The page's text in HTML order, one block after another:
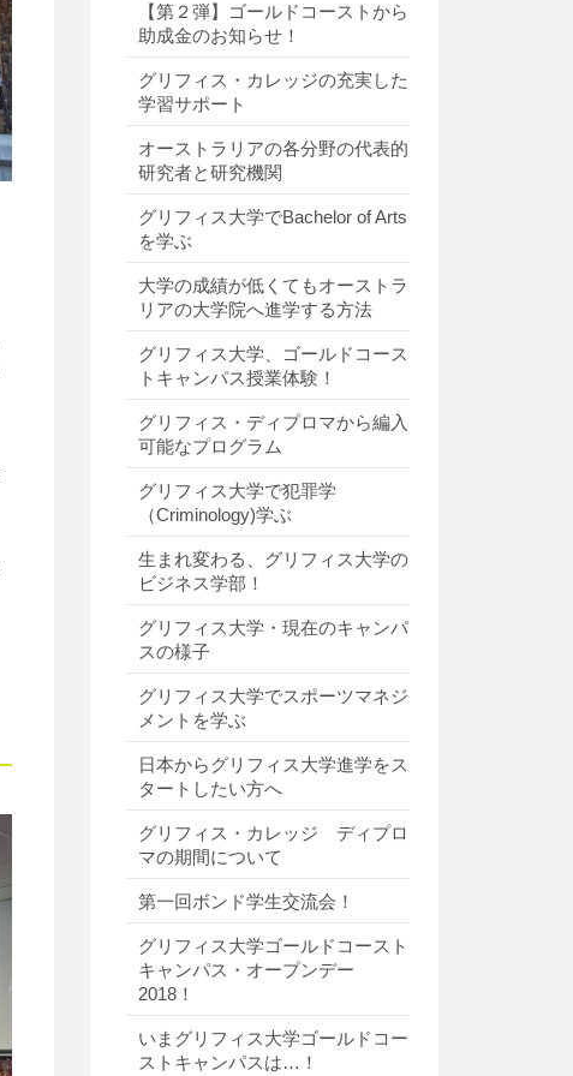
【第２弾】ゴールドコーストから
助成金のお知らせ！
グリフィス・カレッジの充実した
学習サポート
オーストラリアの各分野の代表的
研究者と研究機関
グリフィス大学でBachelor of Arts
を学ぶ
大学の成績が低くてもオーストラ
リアの大学院へ進学する方法
グリフィス大学、ゴールドコース
トキャンパス授業体験！
グリフィス・ディプロマから編入
可能なプログラム
グリフィス大学で犯罪学
（Criminology)学ぶ
生まれ変わる、グリフィス大学の
ビジネス学部！
グリフィス大学・現在のキャンパ
スの様子
グリフィス大学でスポーツマネジ
メントを学ぶ
日本からグリフィス大学進学をス
タートしたい方へ
グリフィス・カレッジ ディプロ
マの期間について
第一回ボンド学生交流会！
グリフィス大学ゴールドコースト
キャンパス・オープンデー
2018！
いまグリフィス大学ゴールドコー
ストキャンパスは…！